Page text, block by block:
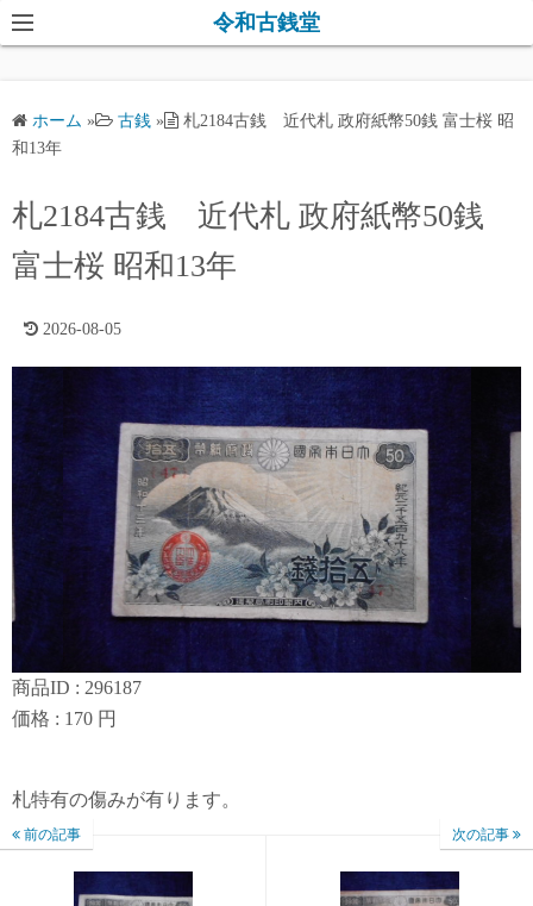
コ
ン
ツ
キ
ッ
令和古銭堂
ホーム » 古銭 »
札2184古銭 近代札 政府紙幣50銭 富士桜 昭
和13年
札2184古銭 近代札 政府紙幣50銭
富士桜 昭和13年
2026-08-05
商品ID : 296187
価格 : 170 円
札特有の傷みが有ります。
前の記事 次の記事